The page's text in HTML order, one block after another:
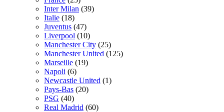
Inter Milan (39)
Italie (18)
Juventus (47)
Liverpool (10)
Manchester City (25)
Manchester United (125)
Marseille (19)
Napoli (6)
Newcastle United (1)
Pays-Bas (20)
PSG (40)
Real Madrid (60)